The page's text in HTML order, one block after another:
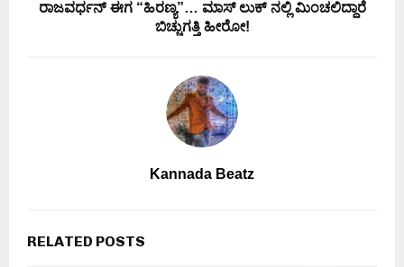
ರಾಜವರ್ಧನ್ ಈಗ “ಹಿರಣ್ಯ”… ಮಾಸ್ ಲುಕ್ ನಲ್ಲಿ ಮಿಂಚಲಿದ್ದಾರೆ
ಬಿಚ್ಚುಗತ್ತಿ ಹೀರೋ!
Kannada Beatz
RELATED POSTS